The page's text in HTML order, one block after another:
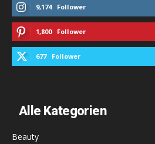
9,174 Follower
1,800 Follower
677 Follower
Alle Kategorien
Beauty